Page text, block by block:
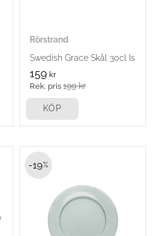
Rörstrand
Swedish Grace Skål 30cl Is
159 kr
199kr
KÖP
19%